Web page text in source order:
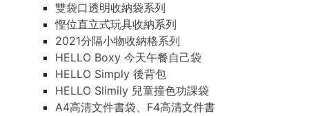
雙袋口透明收納袋系列
慳位直立式玩具收納系列
2021分隔小物收納格系列
HELLO Boxy 今天午餐自己袋
HELLO Simply 後背包
HELLO Slimily 兒童撞色功課袋
A4高清文件書袋、F4高清文件書